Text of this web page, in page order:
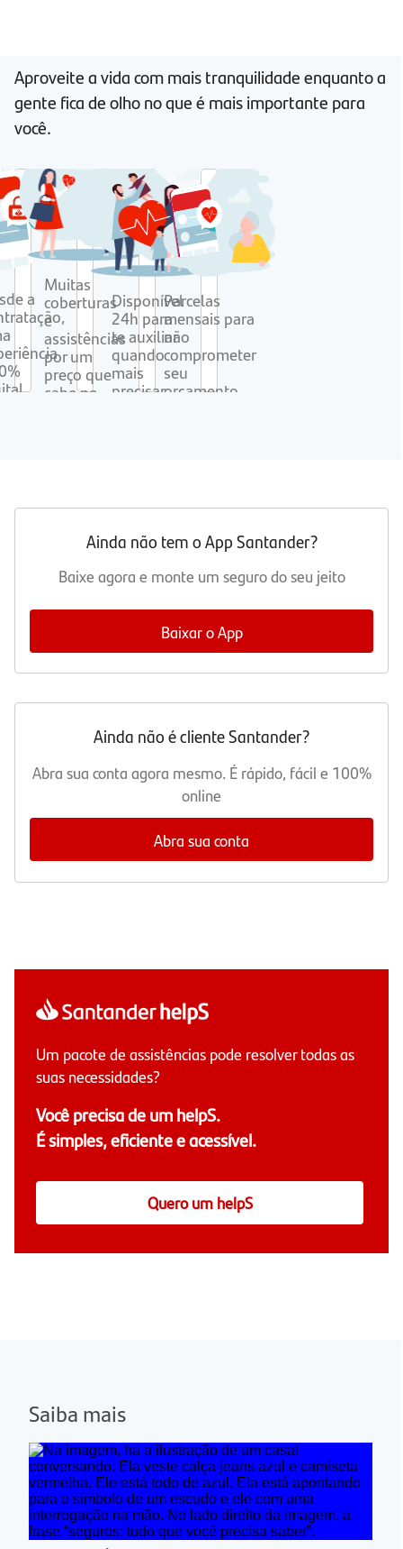
Aproveite a vida com mais tranquilidade enquanto a
gente fica de olho no que é mais importante para
você.
a
Muitas
coberturas
e
assistências
por um
preço que
cabe no
Disponível
24h para
te auxiliar
quando
mais
precisar.
Parcelas
mensais para
não
comprometer
seu
orçamento.
Ainda não tem o App Santander?
Baixe agora e monte um seguro do seu jeito
Baixar o App
Ainda não é cliente Santander?
Abra sua conta agora mesmo. É rápido, fácil e 100%
online
Abra sua conta
Um pacote de assistências pode resolver todas as
suas necessidades?
Você precisa de um helpS.
É simples, eficiente e acessível.
Quero um helpS
Saiba mais